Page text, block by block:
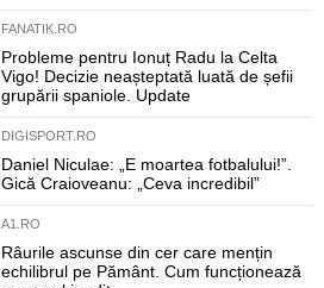
FANATIK.RO
Probleme pentru Ionuț Radu la Celta
Vigo! Decizie neașteptată luată de șefii
grupării spaniole. Update
DIGISPORT.RO
Daniel Niculae: „E moartea fotbalului!”.
Gică Craioveanu: „Ceva incredibil”
A1.RO
Râurile ascunse din cer care mențin
echilibrul pe Pământ. Cum funcționează